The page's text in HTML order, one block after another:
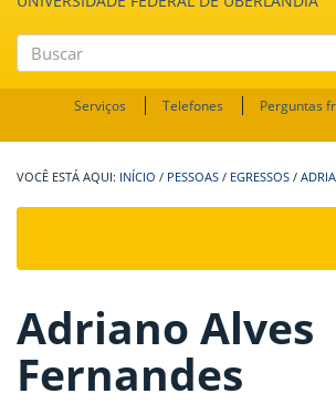
Buscar
Serviços Telefones Perguntas
INÍCIO / PESSOAS / EGRESSOS /
Adriano Alves
Fernandes